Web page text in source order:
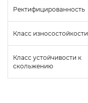
Ректифицированность
Класс износостойкости
Класс устойчивости к
скольжению